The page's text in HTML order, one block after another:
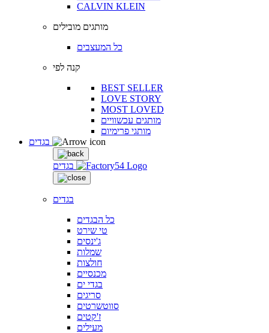
CALVIN KLEIN
מותגים מובילים
כל המעצבים
קנה לפי
BEST SELLER
LOVE STORY
MOST LOVED
מותגים עכשוויים
מותגי פרימיום
בגדים
בגדים
כל הבגדים
טי שירט
ג'ינסים
שמלות
חולצות
מכנסיים
בגדי ים
סריגים
סווטשרטים
ז'קטים
מעילים